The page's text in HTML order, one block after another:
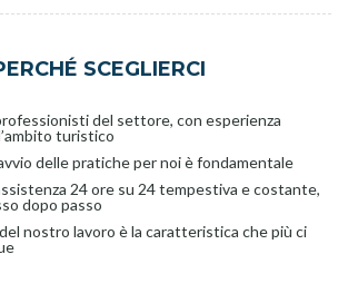
SCEGLIERCI
del settore, con esperienza
turistico
delle pratiche per noi è fondamentale
24 ore su 24 tempestiva e costante,
dopo passo
nostro lavoro è la caratteristica che più ci